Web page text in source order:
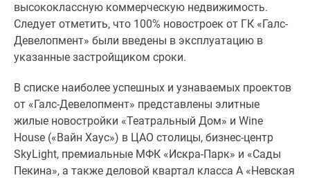
высококлассную коммерческую недвижимость.
Следует отметить, что 100% новостроек от ГК «Галс-
Девелопмент» были введены в эксплуатацию в
указанные застройщиком сроки.
В списке наиболее успешных и узнаваемых проектов
от «Галс-Девелопмент» представлены элитные
жилые новостройки «Театральный Дом» и Wine
House («Вайн Хаус») в ЦАО столицы, бизнес-центр
SkyLight, премиальные МФК «Искра-Парк» и «Сады
Пекина», а также деловой квартал класса А «Невская